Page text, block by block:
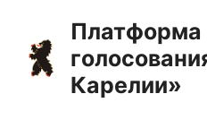
содержимому
Платформа
Карелии»